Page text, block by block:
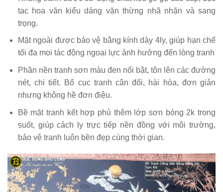
tạc hoa văn kiểu dáng vặn thừng nhã nhặn và sang
trọng.
Mặt ngoài được bảo vệ bằng kính dày 4ly, giúp hạn chế
tối đa mọi tác động ngoại lực ảnh hưởng đến lòng tranh
Phần nền tranh sơn màu đen nổi bật, tôn lên các đường
nét, chi tiết. Bố cục tranh cân đối, hài hòa, đơn giản
nhưng không hề đơn điệu.
Bề mặt tranh kết hợp phủ thêm lớp sơn bóng 2k trong
suốt, giúp cách ly trực tiếp nền đồng với môi trường,
bảo vệ tranh luôn bền đẹp cùng thời gian.